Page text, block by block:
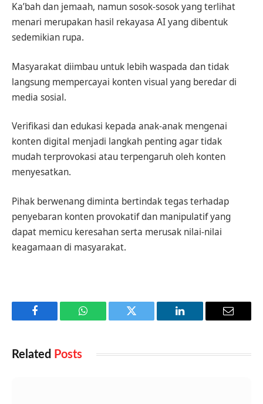
Ka’bah dan jemaah, namun sosok-sosok yang terlihat
menari merupakan hasil rekayasa AI yang dibentuk
sedemikian rupa.
Masyarakat diimbau untuk lebih waspada dan tidak
langsung mempercayai konten visual yang beredar di
media sosial.
Verifikasi dan edukasi kepada anak-anak mengenai
konten digital menjadi langkah penting agar tidak
mudah terprovokasi atau terpengaruh oleh konten
menyesatkan.
Pihak berwenang diminta bertindak tegas terhadap
penyebaran konten provokatif dan manipulatif yang
dapat memicu keresahan serta merusak nilai-nilai
keagamaan di masyarakat.
Facebook WhatsApp Twitter LinkedIn Email
Related Posts